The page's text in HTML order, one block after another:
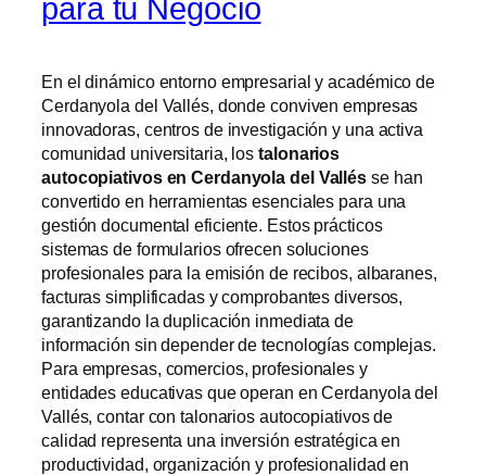
para tu Negocio
En el dinámico entorno empresarial y académico de
Cerdanyola del Vallés, donde conviven empresas
innovadoras, centros de investigación y una activa
comunidad universitaria, lostalonarios
autocopiativos en Cerdanyola del Vallés se han
convertido en herramientas esenciales para una
gestión documental eficiente. Estos prácticos
sistemas de formularios ofrecen soluciones
profesionales para la emisión de recibos, albaranes,
facturas simplificadas y comprobantes diversos,
garantizando la duplicación inmediata de
información sin depender de tecnologías complejas.
Para empresas, comercios, profesionales y
entidades educativas que operan en Cerdanyola del
Vallés, contar con talonarios autocopiativos de
calidad representa una inversión estratégica en
productividad, organización y profesionalidad en